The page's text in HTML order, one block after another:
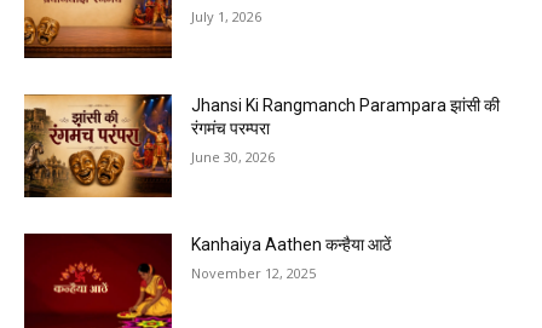
July 1, 2026
Jhansi Ki Rangmanch Parampara झांसी की
रंगमंच परम्परा
June 30, 2026
Kanhaiya Aathen कन्हैया आठें
November 12, 2025